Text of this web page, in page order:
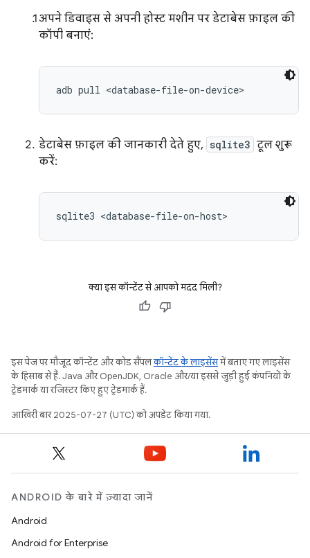
अपने डिवाइस से अपनी होस्ट मशीन पर डेटाबेस फ़ाइल की
कॉपी बनाएं:
डेटाबेस फ़ाइल की जानकारी देते हुए, sqlite3 टूल शुरू
करें:
क्या इस कॉन्टेंट से आपको मदद मिली?
इस पेज पर मौजूद कॉन्टेंट और कोड सैंपलकॉन्टेंट के लाइसेंसमें बताए गए लाइसेंस
के हिसाब से हैं. Java और OpenJDK, Oracle और/या इससे जुड़ी हुई कंपनियों के
ट्रेडमार्क या रजिस्टर किए हुए ट्रेडमार्क हैं.
आखिरी बार 2025-07-27 (UTC) को अपडेट किया गया.
ANDROID के बारे में ज़्यादा जानें
Android
Android for Enterprise